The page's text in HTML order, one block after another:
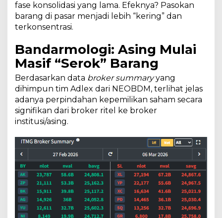
fase konsolidasi yang lama. Efeknya? Pasokan
barang di pasar menjadi lebih “kering” dan
terkonsentrasi.
Bandarmologi: Asing Mulai
Masif “Serok” Barang
Berdasarkan data broker summaryyang
dihimpun tim Adlex dari NEOBDM, terlihat jelas
adanya perpindahan kepemilikan saham secara
signifikan dari broker ritel ke broker
institusi/asing.